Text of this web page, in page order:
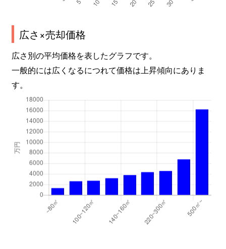
広さ×売却価格
広さ別の平均価格を表したグラフです。
一般的には広くなるにつれて価格は上昇傾向にありま
す。